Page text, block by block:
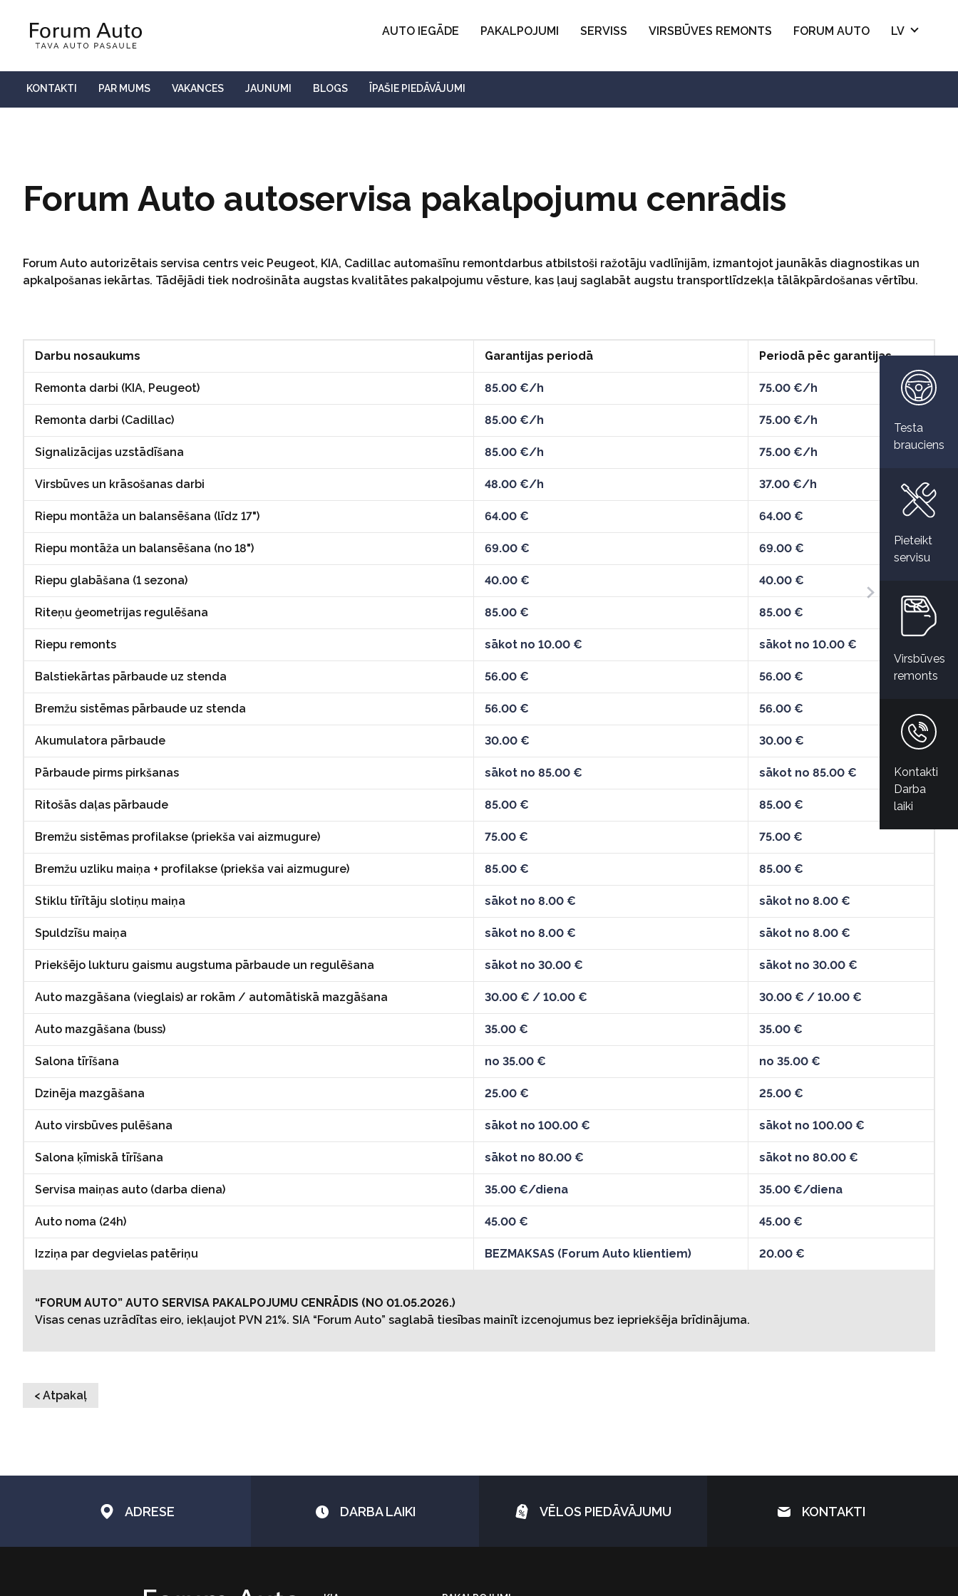
Testa
brauciens
Pieteikt
servisu
Virsbūves
remonts
Kontakti
Darba
laiki
AUTO IEGĀDE PAKALPOJUMI SERVISS VIRSBŪVES REMONTS FORUM AUTO LV
KONTAKTI PAR MUMS VAKANCES JAUNUMI BLOGS ĪPAŠIE PIEDĀVĀJUMI
Forum Auto autoservisa pakalpojumu cenrādis
Forum Auto autorizētais servisa centrs veic Peugeot, KIA, Cadillac automašīnu remontdarbus atbilstoši ražotāju vadlīnijām, izmantojot jaunākās diagnostikas un
apkalpošanas iekārtas. Tādējādi tiek nodrošināta augstas kvalitātes pakalpojumu vēsture, kas ļauj saglabāt augstu transportlīdzekļa tālākpārdošanas vērtību.
Darbu nosaukums Garantijas periodā Periodā pēc garantijas
“FORUM AUTO” AUTO SERVISA PAKALPOJUMU CENRĀDIS (NO 01.05.2026.)
Visas cenas uzrādītas eiro, iekļaujot PVN 21%. SIA “Forum Auto” saglabā tiesības mainīt izcenojumus bez iepriekšēja brīdinājuma.
Remonta darbi (KIA, Peugeot) 85.00 €/h 75.00 €/h
Remonta darbi (Cadillac) 85.00 €/h 75.00 €/h
Signalizācijas uzstādīšana 85.00 €/h 75.00 €/h
Virsbūves un krāsošanas darbi 48.00 €/h 37.00 €/h
Riepu montāža un balansēšana (līdz 17") 64.00 € 64.00 €
Riepu montāža un balansēšana (no 18") 69.00 € 69.00 €
Riepu glabāšana (1 sezona) 40.00 € 40.00 €
Riteņu ģeometrijas regulēšana 85.00 € 85.00 €
Riepu remonts sākot no 10.00 € sākot no 10.00 €
Balstiekārtas pārbaude uz stenda 56.00 € 56.00 €
Bremžu sistēmas pārbaude uz stenda 56.00 € 56.00 €
Akumulatora pārbaude 30.00 € 30.00 €
Pārbaude pirms pirkšanas sākot no 85.00 € sākot no 85.00 €
Ritošās daļas pārbaude 85.00 € 85.00 €
Bremžu sistēmas profilakse (priekša vai aizmugure) 75.00 € 75.00 €
Bremžu uzliku maiņa + profilakse (priekša vai aizmugure) 85.00 € 85.00 €
Stiklu tīrītāju slotiņu maiņa sākot no 8.00 € sākot no 8.00 €
Spuldzīšu maiņa sākot no 8.00 € sākot no 8.00 €
Priekšējo lukturu gaismu augstuma pārbaude un regulēšana sākot no 30.00 € sākot no 30.00 €
Auto mazgāšana (vieglais) ar rokām / automātiskā mazgāšana 30.00 € / 10.00 € 30.00 € / 10.00 €
Auto mazgāšana (buss) 35.00 € 35.00 €
Salona tīrīšana no 35.00 € no 35.00 €
Dzinēja mazgāšana 25.00 € 25.00 €
Auto virsbūves pulēšana sākot no 100.00 € sākot no 100.00 €
Salona ķīmiskā tīrīšana sākot no 80.00 € sākot no 80.00 €
Servisa maiņas auto (darba diena) 35.00 €/diena 35.00 €/diena
Auto noma (24h) 45.00 € 45.00 €
Izziņa par degvielas patēriņu BEZMAKSAS (Forum Auto klientiem) 20.00 €
< Atpakaļ
ADRESE DARBA LAIKI VĒLOS PIEDĀVĀJUMU KONTAKTI